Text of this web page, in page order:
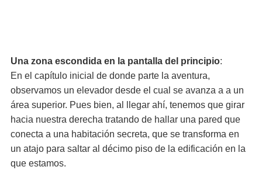
Una zona escondida en la pantalla del principio:
En el capítulo inicial de donde parte la aventura,
observamos un elevador desde el cual se avanza a a un
área superior. Pues bien, al llegar ahí, tenemos que girar
hacia nuestra derecha tratando de hallar una pared que
conecta a una habitación secreta, que se transforma en
un atajo para saltar al décimo piso de la edificación en la
que estamos.